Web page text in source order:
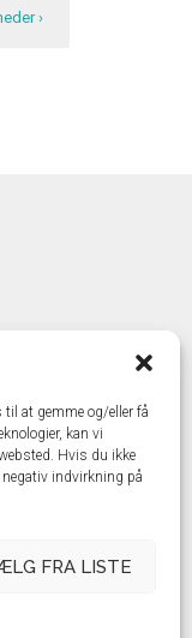
til at gemme og/eller få
kan vi
Hvis du ikke
indvirkning på
FRA LISTE
›